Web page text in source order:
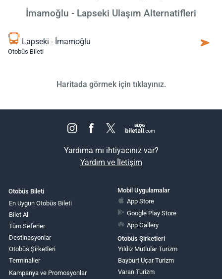
İmamoğlu - Lapseki Ulaşım Alternatifleri
Lapseki - İmamoğlu
Otobüs Bileti
Haritada görmek için tıklayınız.
Yardıma mı ihtiyacınız var?
Yardım ve İletişim
Otobüs Bileti
En Uygun Otobüs Bileti
Bilet Al
Tüm Seferler
Destinasyonlar
Otobüs Şirketleri
Terminaller
Kampanya ve Promosyonlar
Mobil Uygulamalar
App Store
Google Play Store
App Gallery
Otobüs Şirketleri
Yıldız Mutlular Turizm
Bayburt Uçar Turizm
Varan Turizm